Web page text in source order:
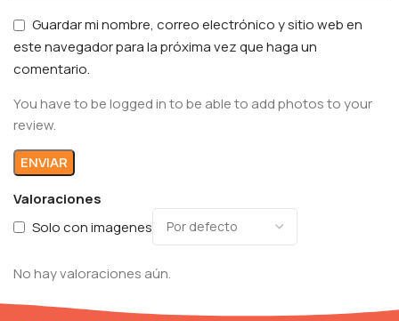
Valoraciones
Solo con imagenes
No hay valoraciones aún.
Guardar mi nombre, correo electrónico y sitio web en
este navegador para la próxima vez que haga un
comentario.
You have to be logged in to be able to add photos to your
review.